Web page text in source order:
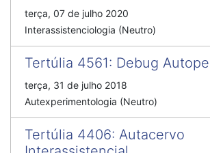
terça, 07 de julho 2020
Interassistenciologia (Neutro)
Tertúlia 4561: Debug
terça, 31 de julho 2018
Autexperimentologia (Neutro)
Tertúlia 4406: Autacervo